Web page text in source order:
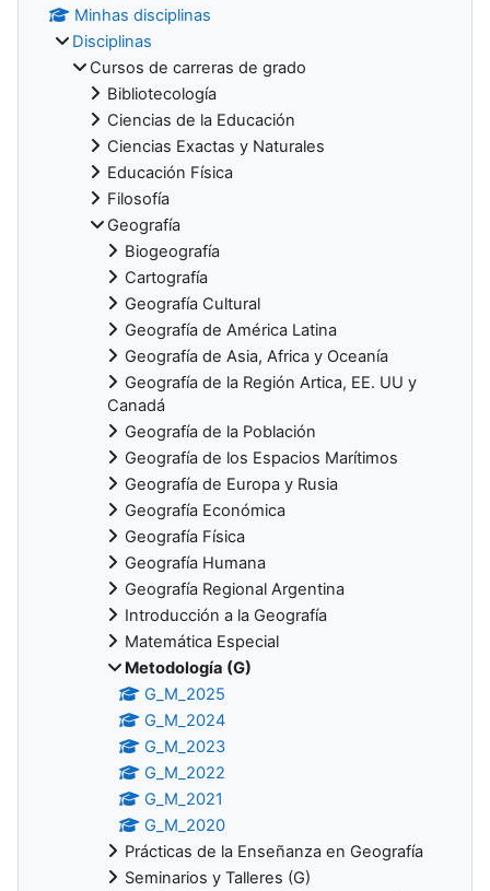
Minhas disciplinas
Disciplinas
Cursos de carreras de grado
Bibliotecología
Ciencias de la Educación
Ciencias Exactas y Naturales
Educación Física
Filosofía
Geografía
Biogeografía
Cartografía
Geografía Cultural
Geografía de América Latina
Geografía de Asia, Africa y Oceanía
Geografía de la Región Artica, EE. UU y
Canadá
Geografía de la Población
Geografía de los Espacios Marítimos
Geografía de Europa y Rusia
Geografía Económica
Geografía Física
Geografía Humana
Geografía Regional Argentina
Introducción a la Geografía
Matemática Especial
Metodología (G)
G_M_2025
G_M_2024
G_M_2023
G_M_2022
G_M_2021
G_M_2020
Prácticas de la Enseñanza en Geografía
Seminarios y Talleres (G)